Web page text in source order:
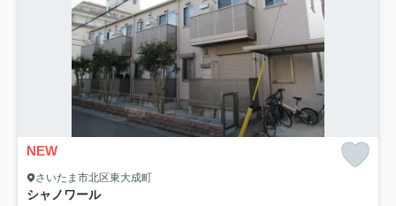
NEW
さいたま市北区東大成町
シャノワール